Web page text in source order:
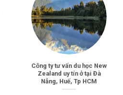
Công ty tư vấn du học New
Zealand uy tín ở tại Đà
Nẵng, Huế, Tp HCM